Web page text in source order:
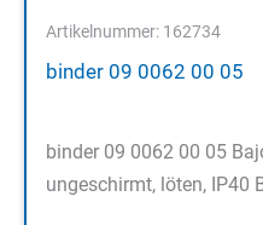
Artikelnummer: 162734
binder 09 0062 00 05
binder 09 0062 00 05
ungeschirmt, löten, IP40